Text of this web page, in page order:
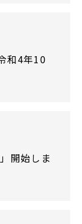
和4年10
開始しま